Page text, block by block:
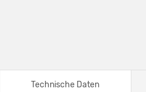
Technische Daten